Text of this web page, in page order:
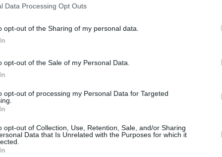
Data Processing Opt Outs
opt-out of the Sharing of my personal data.
opt-out of the Sale of my Personal Data.
opt-out of processing my Personal Data for Targeted
opt-out of Collection, Use, Retention, Sale, and/or Sharing
Data that Is Unrelated with the Purposes for which it
Σουζάνα Ισαακίδου
αναμένεται να αυξηθεί σημαντικά και στην
επόμενα χρόνια, «χτίζοντας» πάνω σε
τελευταία διετία, με την πανδημία -που
ανθρώπους στην υγιεινή
την κλιματική κρίση, που ανέδειξε την
ως έναν από τους σημαντικούς
επιβάρυνσης, δημιουργήθηκε
ανάπτυξης της χορτοφαγίας και στην
η επιθυμία και απαίτηση των νεότερων